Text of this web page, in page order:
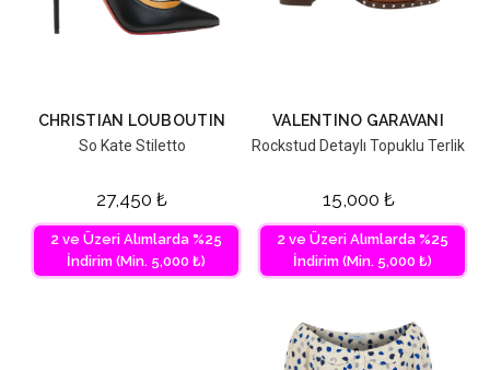
CHRISTIAN LOUBOUTIN
So Kate Stiletto
27,450 ₺
2 ve Üzeri Alımlarda %25
İndirim (Min. 5,000 ₺)
VALENTINO GARAVANI
Rockstud Detaylı Topuklu Terlik
15,000 ₺
2 ve Üzeri Alımlarda %25
İndirim (Min. 5,000 ₺)